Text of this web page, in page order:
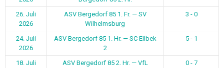
26. Juli
2026
ASV Bergedorf 85 1. Fr. — SV
Wilhelmsburg
3 - 0
24. Juli
2026
ASV Bergedorf 85 1. Hr. — SC Eilbek
2
5 - 1
18. Juli
ASV Bergedorf 85 2. Hr. — VfL
0 - 7